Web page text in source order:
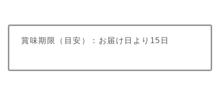
賞味期限（目安）：お届け日より15日